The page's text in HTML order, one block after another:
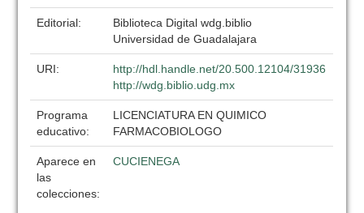
Editorial:
Biblioteca Digital wdg.biblio
Universidad de Guadalajara
URI:
http://hdl.handle.net/20.500.12104/31936
http://wdg.biblio.udg.mx
Programa
educativo:
LICENCIATURA EN QUIMICO
FARMACOBIOLOGO
Aparece en
las
colecciones:
CUCIENEGA